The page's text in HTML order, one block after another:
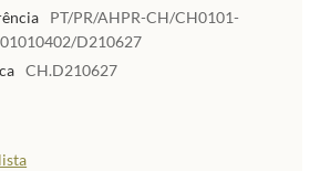
PT/PR/AHPR-CH/CH0101-
D210627
CH.D210627